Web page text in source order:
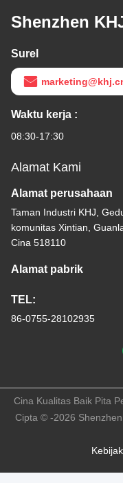
Shenzhen
Surel
Waktu kerja :
08:30-17:30
Alamat Kami
Alamat perusahaan
Taman Industri KHJ,
komunitas Xintian,
Cina 518110
Alamat pabrik
TEL:
86-0755-28102935
Cina Kualitas Baik Pita
Cipta © -2026